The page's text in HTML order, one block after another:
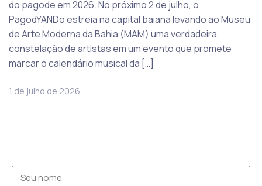
do pagode em 2026. No próximo 2 de julho, o
PagodYANDo estreia na capital baiana levando ao Museu
de Arte Moderna da Bahia (MAM) uma verdadeira
constelação de artistas em um evento que promete
marcar o calendário musical da […]
1 de julho de 2026